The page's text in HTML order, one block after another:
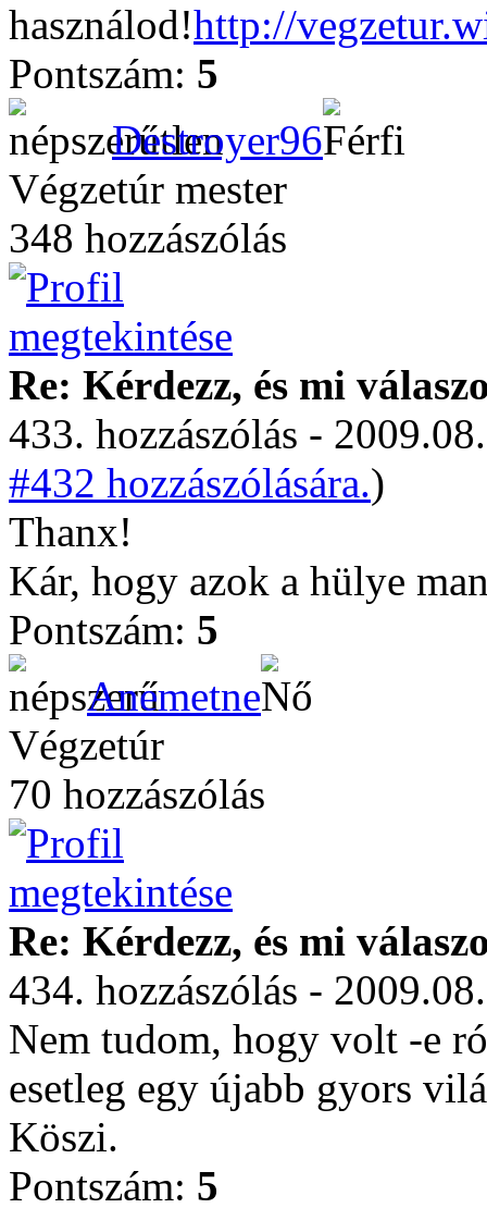
használod!http://
Pontszám: 5
Destroyer96
Végzetúr mester
348 hozzászólás
Re: Kérdezz, és mi
433. hozzászólás -
#432 hozzászólására.)
Thanx!
Kár, hogy azok a hülye
Pontszám: 5
Anemetne
Végzetúr
70 hozzászólás
Re: Kérdezz, és mi
434. hozzászólás -
Nem tudom, hogy volt -e
esetleg egy újabb gyors
Köszi.
Pontszám: 5